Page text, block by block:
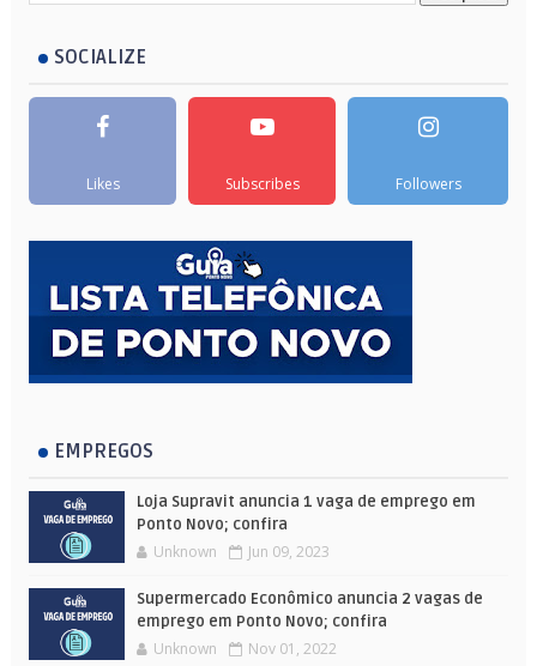
SOCIALIZE
Likes Subscribes Followers
EMPREGOS
Loja Supravit anuncia 1 vaga de emprego em
Ponto Novo; confira
Unknown Jun 09, 2023
Supermercado Econômico anuncia 2 vagas de
emprego em Ponto Novo; confira
Unknown Nov 01, 2022